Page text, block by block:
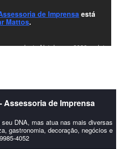
de Imprensa está
Mattos.
excelente Natal e um 2026 repleto
#natal #merrychristmas #felizanonovo
Assessoria de Imprensa
seu DNA, mas atua nas mais diversas
gastronomia, decoração, negócios e
4052